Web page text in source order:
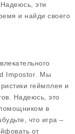
эти
и найди своего
Impostor . Мы
геймплея и
Надеюсь, это
в
что игра –
от